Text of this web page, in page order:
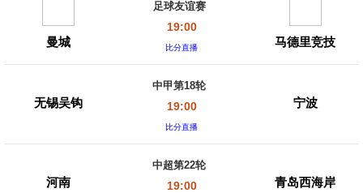
曼城
足球友谊赛
19:00
比分直播 马德里竞技
无锡吴钩
中甲第18轮
19:00
比分直播
宁波
河南
中超第22轮
19:00 青岛西海岸